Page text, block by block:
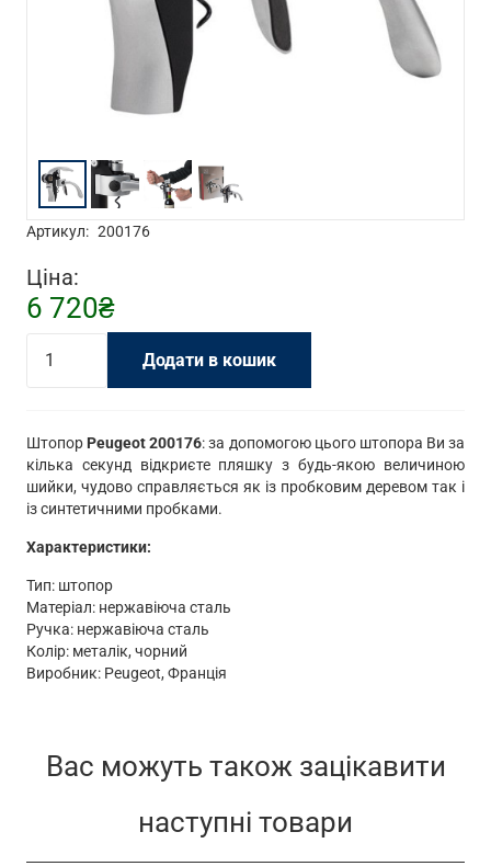
Артикул: 200176
Ціна:
6 720₴
кількість
Додати в кошик
Штопор Peugeot 200176: за допомогою цього штопора Ви за
кілька секунд відкриєте пляшку з будь-якою величиною
шийки, чудово справляється як із пробковим деревом так і
із синтетичними пробками.
Характеристики:
Тип: штопор
Матеріал: нержавіюча сталь
Ручка: нержавіюча сталь
Колір: металік, чорний
Виробник: Peugeot, Франція
Вас можуть також зацікавити
наступні товари